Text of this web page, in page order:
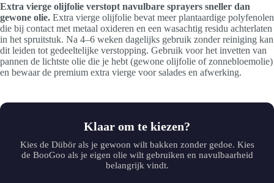
Extra vierge olijfolie verstopt navulbare sprayers sneller dan
gewone olie. Extra vierge olijfolie bevat meer plantaardige polyfenolen
die bij contact met metaal oxideren en een wasachtig residu achterlaten
in het spruitstuk. Na 4–6 weken dagelijks gebruik zonder reiniging kan
dit leiden tot gedeeltelijke verstopping. Gebruik voor het invetten van
pannen de lichtste olie die je hebt (gewone olijfolie of zonnebloemolie)
en bewaar de premium extra vierge voor salades en afwerking.
Klaar om te kiezen?
Kies de Dübör als je gewoon wilt bakken zonder gedoe. Kies
de BooGoo als je eigen olie wilt gebruiken en navulbaarheid
belangrijk vindt.